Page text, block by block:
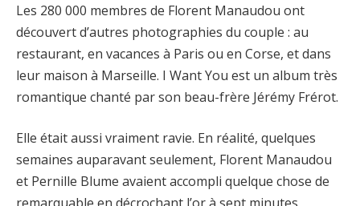
Les 280 000 membres de Florent Manaudou ont
découvert d’autres photographies du couple : au
restaurant, en vacances à Paris ou en Corse, et dans
leur maison à Marseille. I Want You est un album très
romantique chanté par son beau-frère Jérémy Frérot.
Elle était aussi vraiment ravie. En réalité, quelques
semaines auparavant seulement, Florent Manaudou
et Pernille Blume avaient accompli quelque chose de